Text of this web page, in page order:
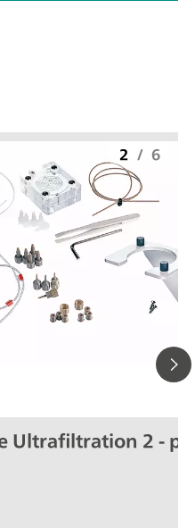
Ultrafiltration 2 -
2 / 6